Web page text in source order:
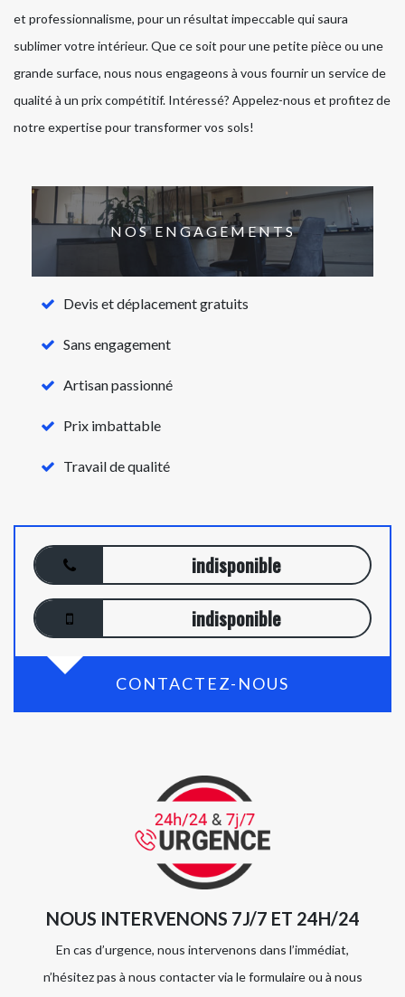
et professionnalisme, pour un résultat impeccable qui saura
sublimer votre intérieur. Que ce soit pour une petite pièce ou une
grande surface, nous nous engageons à vous fournir un service de
qualité à un prix compétitif. Intéressé? Appelez-nous et profitez de
notre expertise pour transformer vos sols!
NOS ENGAGEMENTS
Devis et déplacement gratuits
Sans engagement
Artisan passionné
Prix imbattable
Travail de qualité
indisponible
indisponible
CONTACTEZ-NOUS
NOUS INTERVENONS 7J/7 ET 24H/24
En cas d’urgence, nous intervenons dans l’immédiat,
n’hésitez pas à nous contacter via le formulaire ou à nous